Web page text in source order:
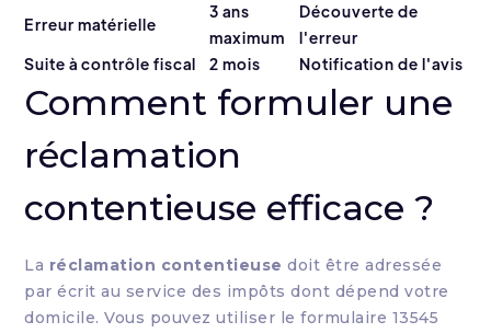
Erreur matérielle
3 ans
maximum
Découverte de
l'erreur
Suite à contrôle fiscal
2 mois Notification de l'avis
Comment formuler une
réclamation
contentieuse efficace ?
La réclamation contentieuse doit être adressée
par écrit au service des impôts dont dépend votre
domicile. Vous pouvez utiliser le formulaire 13545